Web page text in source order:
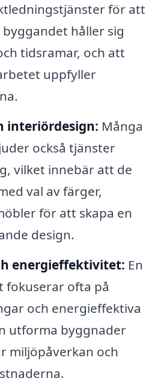
för att
håller sig
tidsramar, och att
uppfyller
interiördesign: Många
också tjänster
vilket innebär att de
val av färger,
för att skapa en
design.
energieffektivitet: En
fokuserar ofta på
och energieffektiva
utforma byggnader
miljöpåverkan och